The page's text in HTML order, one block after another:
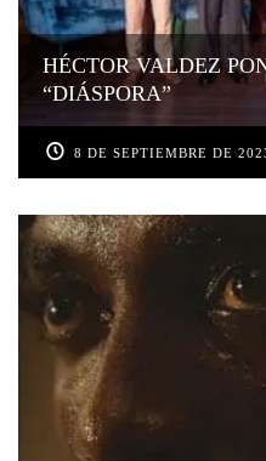
HÉCTOR VALDEZ
“DIÁSPORA”
8 DE SEPTIEMBRE DE